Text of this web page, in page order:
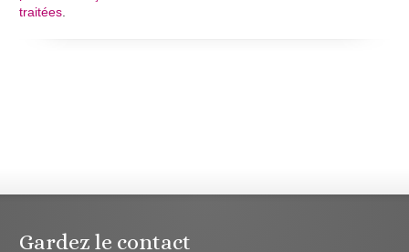
traitées
Gardez le contact